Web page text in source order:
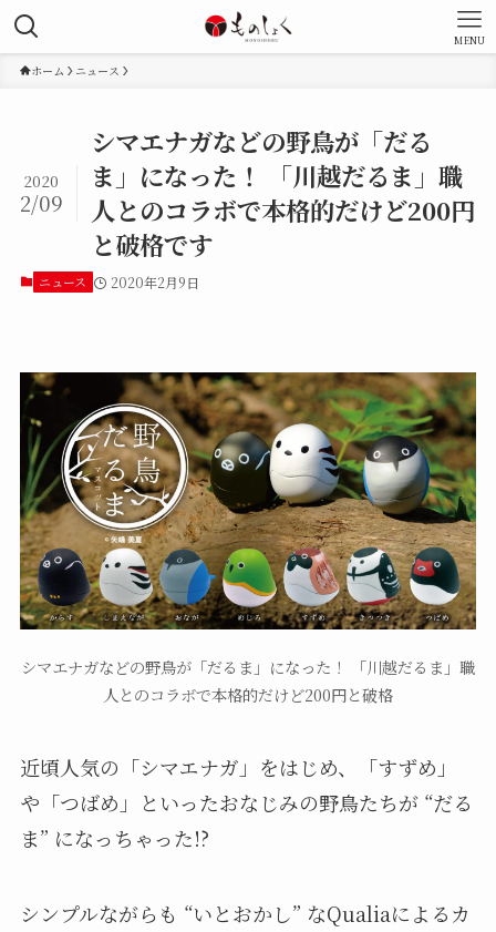
MENU
ホーム ニュース
シマエナガなどの野鳥が「だる
ま」になった！ 「川越だるま」職
人とのコラボで本格的だけど200円
と破格です
2020
2/09
ニュース 2020年2月9日
シマエナガなどの野鳥が「だるま」になった！ 「川越だるま」職
人とのコラボで本格的だけど200円と破格
近頃人気の「シマエナガ」をはじめ、「すずめ」
や「つばめ」といったおなじみの野鳥たちが “だる
ま” になっちゃった!?
シンプルながらも “いとおかし” なQualiaによるカ